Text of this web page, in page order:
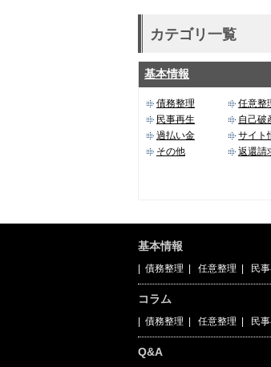
カテゴリ一覧
基本情報
債務整理
任意整
民事再生
自己破
過払い金
サイト
その他
返還請
基本情報
| 債務整理 | 任意整理 | 民
コラム
| 債務整理 | 任意整理 | 民
Q&A